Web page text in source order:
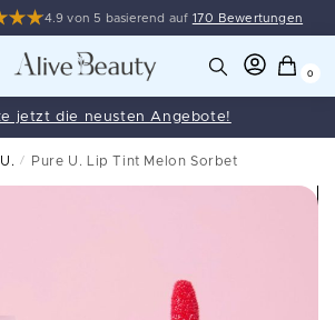
4.9 von 5 basierend auf 170 Bewertungen
0
jetzt die neusten Angebote!
/ Pure U. Lip Tint Melon Sorbet